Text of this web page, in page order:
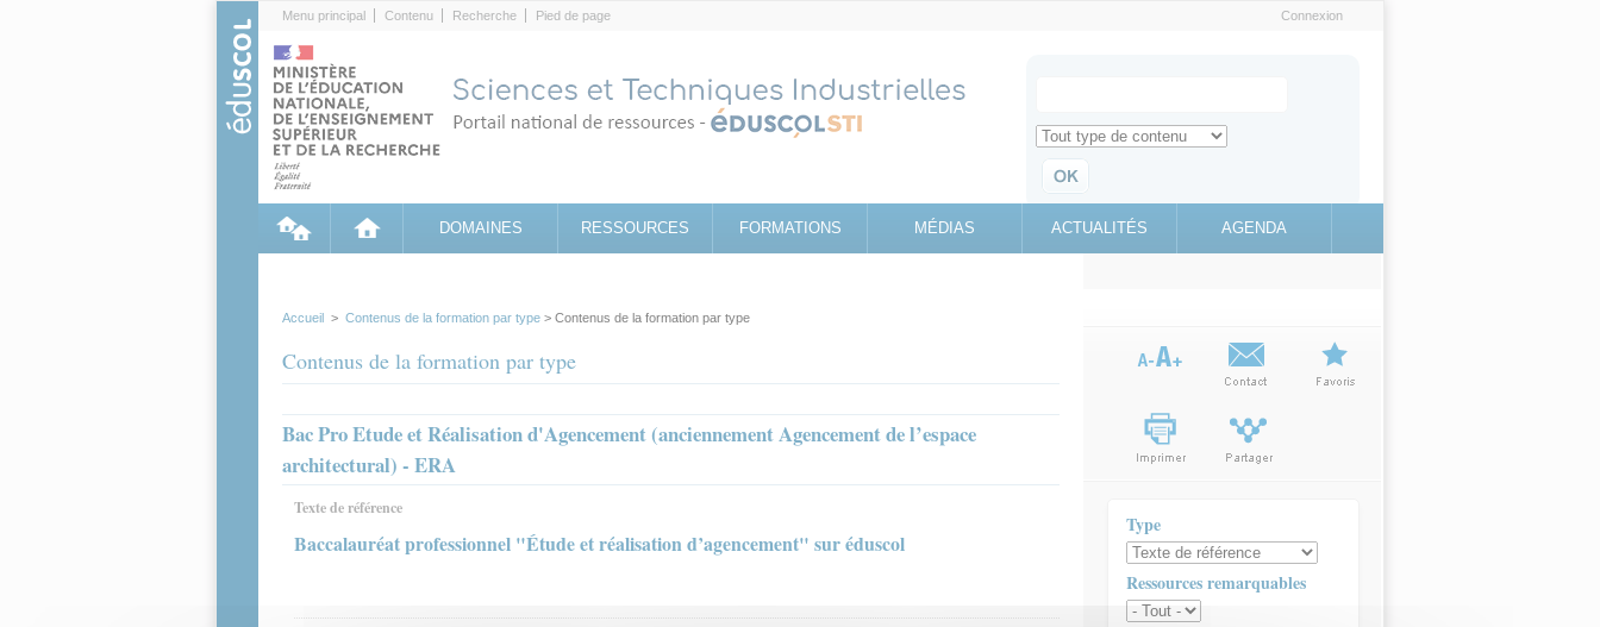
Menu principal Contenu Recherche Pied de page Connexion
Search for
Retrouvez toute l'information sur le site education.gouv.fr
DOMAINES RESSOURCES FORMATIONS MÉDIAS ACTUALITÉS AGENDA
Accueil > Contenus de la formation par type > Contenus de la formation par type
Contenus de la formation par type
Bac Pro Etude et Réalisation d'Agencement (anciennement Agencement de l’espace
architectural) - ERA
Texte de référence
Baccalauréat professionnel "Étude et réalisation d’agencement" sur éduscol
Type
Ressources remarquables